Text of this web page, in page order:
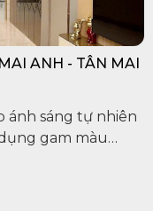
ANH - TÂN MAI
ánh sáng tự nhiên
gam màu
hòa và ấn